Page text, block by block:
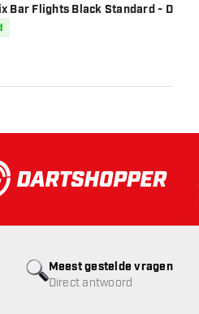
Bar Flights Black Standard - Dart
vandaag verstuurd*
Meest gestelde vragen
Direct antwoord
niet beschikbaar